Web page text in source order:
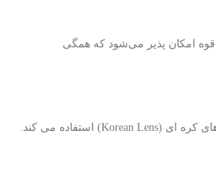
قوه امکان پذیر می‌شود که همگی